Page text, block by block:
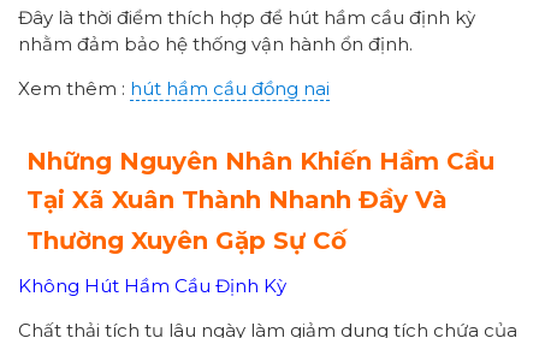
Đây là thời điểm thích hợp để hút hầm cầu định kỳ
nhằm đảm bảo hệ thống vận hành ổn định.
Xem thêm : hút hầm cầu đồng nai
Những Nguyên Nhân Khiến Hầm Cầu
Tại Xã Xuân Thành Nhanh Đầy Và
Thường Xuyên Gặp Sự Cố
Không Hút Hầm Cầu Định Kỳ
Chất thải tích tụ lâu ngày làm giảm dung tích chứa của